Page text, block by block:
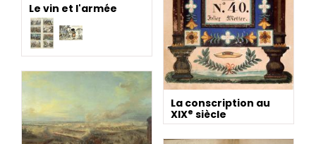
Le vin et l'armée
La conscription au
XIXe siècle